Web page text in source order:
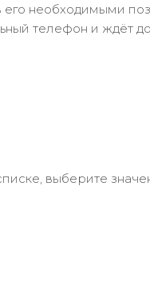
его необходимыми
телефон и ждёт
выберите